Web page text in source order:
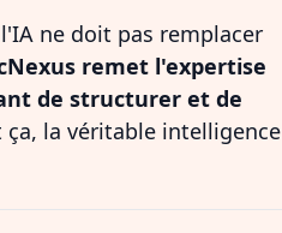
ne doit pas remplacer
remet l'expertise
de structurer et de
ça, la véritable intelligence